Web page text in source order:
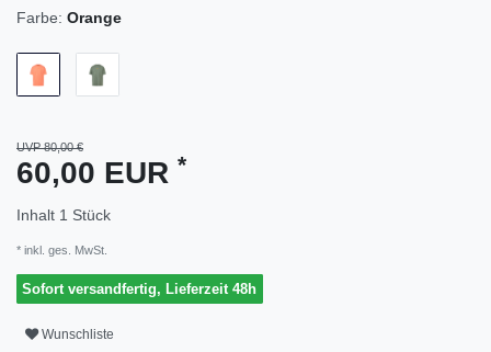
Farbe: Orange
UVP 80,00 €
60,00 EUR *
Inhalt 1 Stück
* inkl. ges. MwSt.
Sofort versandfertig, Lieferzeit 48h
Wunschliste